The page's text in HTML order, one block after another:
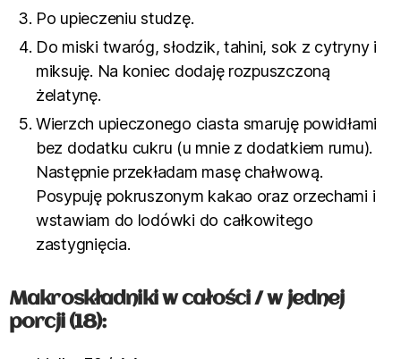
Po upieczeniu studzę.
Do miski twaróg, słodzik, tahini, sok z cytryny i
miksuję. Na koniec dodaję rozpuszczoną
żelatynę.
Wierzch upieczonego ciasta smaruję powidłami
bez dodatku cukru (u mnie z dodatkiem rumu).
Następnie przekładam masę chałwową.
Posypuję pokruszonym kakao oraz orzechami i
wstawiam do lodówki do całkowitego
zastygnięcia.
Makroskładniki w całości / w jednej
porcji (18):